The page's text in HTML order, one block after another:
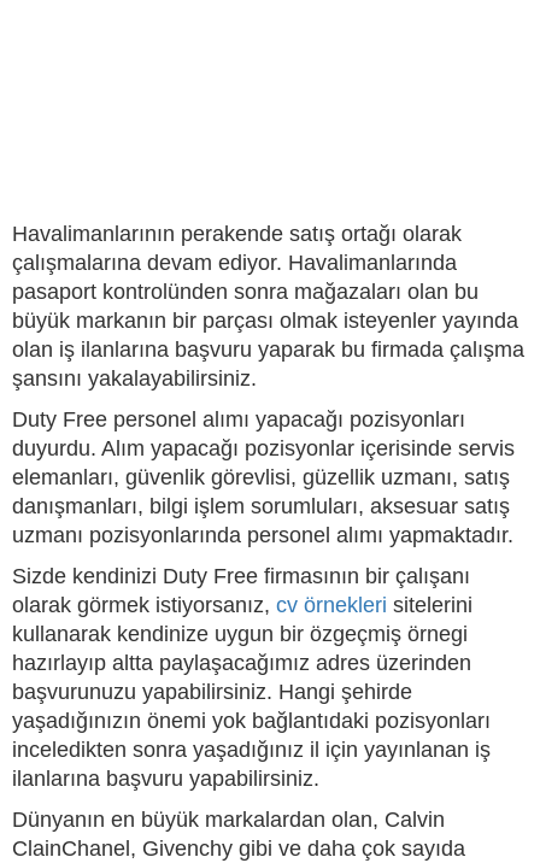
Havalimanlarının perakende satış ortağı olarak
çalışmalarına devam ediyor. Havalimanlarında
pasaport kontrolünden sonra mağazaları olan bu
büyük markanın bir parçası olmak isteyenler yayında
olan iş ilanlarına başvuru yaparak bu firmada çalışma
şansını yakalayabilirsiniz.
Duty Free personel alımı yapacağı pozisyonları
duyurdu. Alım yapacağı pozisyonlar içerisinde servis
elemanları, güvenlik görevlisi, güzellik uzmanı, satış
danışmanları, bilgi işlem sorumluları, aksesuar satış
uzmanı pozisyonlarında personel alımı yapmaktadır.
Sizde kendinizi Duty Free firmasının bir çalışanı
olarak görmek istiyorsanız, cv örnekleri sitelerini
kullanarak kendinize uygun bir özgeçmiş örnegi
hazırlayıp altta paylaşacağımız adres üzerinden
başvurunuzu yapabilirsiniz. Hangi şehirde
yaşadığınızın önemi yok bağlantıdaki pozisyonları
inceledikten sonra yaşadığınız il için yayınlanan iş
ilanlarına başvuru yapabilirsiniz.
Dünyanın en büyük markalardan olan, Calvin
ClainChanel, Givenchy gibi ve daha çok sayıda